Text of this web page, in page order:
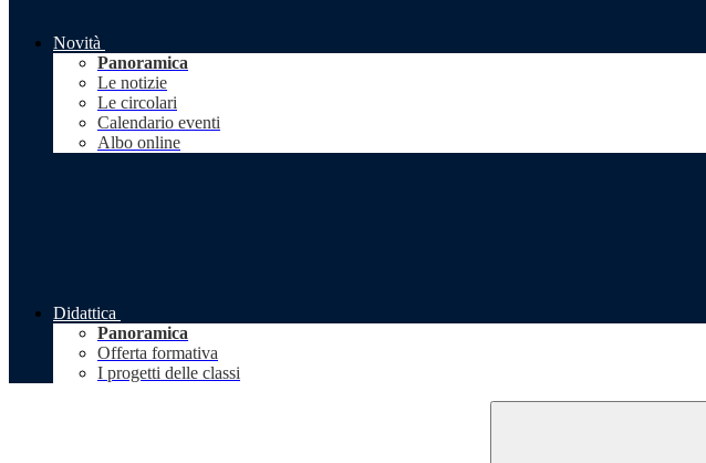
Novità
Panoramica
Le notizie
Le circolari
Calendario eventi
Albo online
Didattica
Panoramica
Offerta formativa
I progetti delle classi